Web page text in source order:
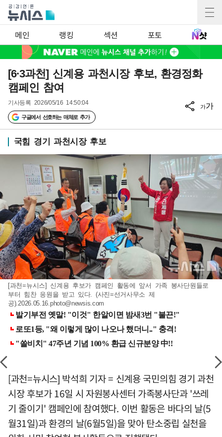
메인 랭킹 섹션 포토
[6·3과천] 신계용 과천시장 후보, 환경정화
캠페인 참여
기사등록 2026/05/16 14:50:04
구글에서 선호하는 매체로 추가
가가
국힘 경기 과천시장 후보
[과천=뉴시스] 신계용 후보가 캠페인 활동에 앞서 가족 봉사단원들로
부터 힘찬 응원을 받고 있다. (사진=선거사무소 제
공).2026.05.16.photo@newsis.com
[과천=뉴시스] 박석희 기자 = 신계용 국민의힘 경기 과천
시장 후보가 16일 시 자원봉사센터 가족봉사단과 '쓰레
기 줄이기' 캠페인에 참여했다. 이번 활동은 바다의 날(5
월31일)과 환경의 날(6월5일)을 맞아 탄소중립 실천을